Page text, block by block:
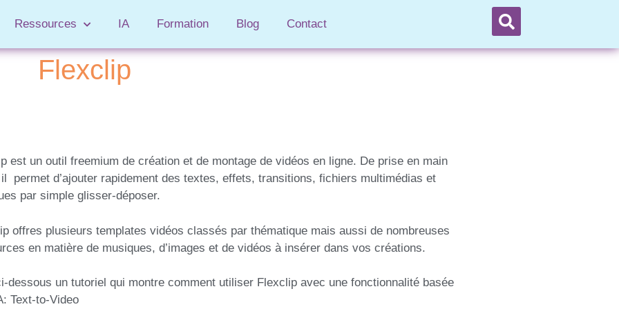
Ressources IA Formation Blog Contact
Flexclip
est un outil freemium de création et de montage de vidéos en ligne. De prise en main
permet d’ajouter rapidement des textes, effets, transitions, fichiers multimédias et
par simple glisser-déposer.
offres plusieurs templates vidéos classés par thématique mais aussi de nombreuses
en matière de musiques, d’images et de vidéos à insérer dans vos créations.
dessous un tutoriel qui montre comment utiliser Flexclip avec une fonctionnalité basée
Text-to-Video